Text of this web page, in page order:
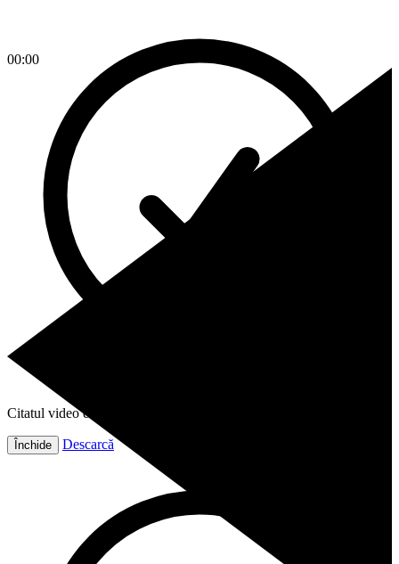
00:00
Citatul video este gata!
Închide Descarcă